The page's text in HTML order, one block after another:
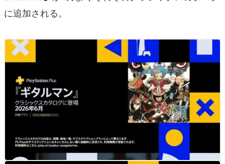
に追加される。